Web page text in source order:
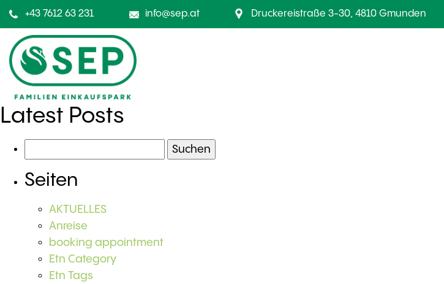
+43 7612 63 231 info@sep.at Druckereistraße 3-30, 4810 Gmunden
Latest Posts
nach:
Seiten
AKTUELLES
Anreise
booking appointment
Etn Category
Etn Tags